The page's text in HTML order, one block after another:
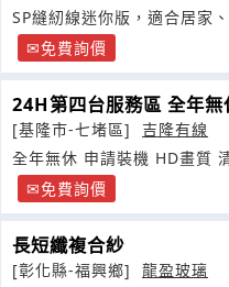
SP縫紉線迷你版，適合居家
紉和耐久壓燙
免費詢價
24H第四台服務區 全年無
[基隆市-七堵區]
吉隆有線
免費詢價
長短纖複合紗
[彰化縣-福興鄉]
龍盈玻璃